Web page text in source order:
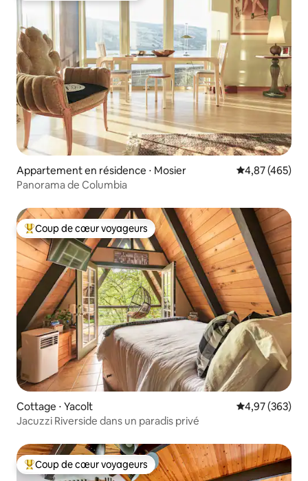
Appartement en résidence ⋅ Mosier Évaluation
4,87 (465)
Panorama de Columbia
Coups de cœur voyageurs les plus appréciés
Coup de cœur voyageurs
Cottage ⋅ Yacolt Évaluation
4,97 (363)
Jacuzzi Riverside dans un paradis privé
Coups de cœur voyageurs les plus appréciés
Coup de cœur voyageurs